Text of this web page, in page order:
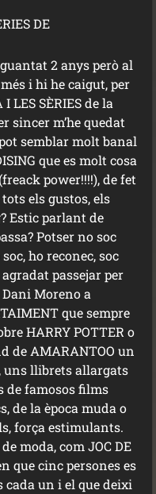
DE
2 anys però al
i hi he caigut, per
LES SÈRIES de la
sincer m’he quedat
semblar molt banal
que es molt cosa
power!!!!), de fet
els gustos, els
Estic parlant de
Potser no soc
ho reconec, soc
passejar per
Moreno a
que sempre
HARRY POTTER o
de AMARANTOO un
uns llibrets allargats
de famosos films
de la època muda o
força estimulants.
moda, com JOC DE
que cinc persones es
cada un i el que deixi